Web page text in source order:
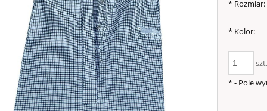
* Rozmiar:
* Kolor:
*- Pole